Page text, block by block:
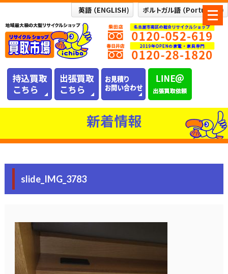
メ
ニ
ュ
ー
新着情報
slide_IMG_3783